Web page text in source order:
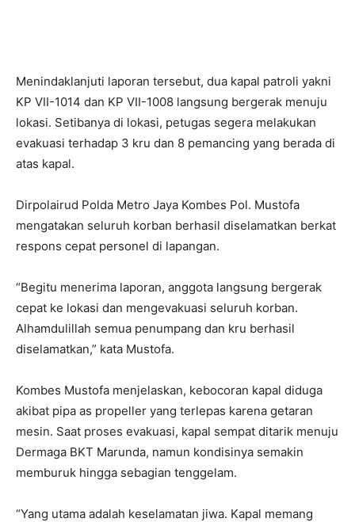
Menindaklanjuti laporan tersebut, dua kapal patroli yakni
KP VII-1014 dan KP VII-1008 langsung bergerak menuju
lokasi. Setibanya di lokasi, petugas segera melakukan
evakuasi terhadap 3 kru dan 8 pemancing yang berada di
atas kapal.
Dirpolairud Polda Metro Jaya Kombes Pol. Mustofa
mengatakan seluruh korban berhasil diselamatkan berkat
respons cepat personel di lapangan.
“Begitu menerima laporan, anggota langsung bergerak
cepat ke lokasi dan mengevakuasi seluruh korban.
Alhamdulillah semua penumpang dan kru berhasil
diselamatkan,” kata Mustofa.
Kombes Mustofa menjelaskan, kebocoran kapal diduga
akibat pipa as propeller yang terlepas karena getaran
mesin. Saat proses evakuasi, kapal sempat ditarik menuju
Dermaga BKT Marunda, namun kondisinya semakin
memburuk hingga sebagian tenggelam.
“Yang utama adalah keselamatan jiwa. Kapal memang